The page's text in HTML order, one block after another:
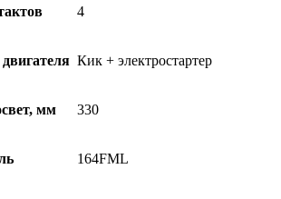
4
Кик + электростартер
мм 330
164FML